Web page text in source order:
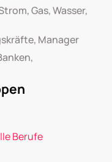
Gas, Wasser,
Manager
Berufe